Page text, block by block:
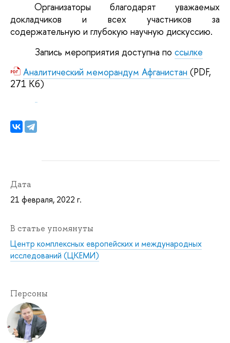
Организаторы благодарят уважаемых
докладчиков и всех участников за
содержательную и глубокую научную дискуссию.
Запись мероприятия доступна по ссылке
Аналитический меморандум Афганистан (PDF,
271 Кб)
Дата
21 февраля, 2022 г.
В статье упомянуты
Центр комплексных европейских и международных
исследований (ЦКЕМИ)
Персоны